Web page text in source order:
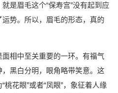
是眉毛这个“保寿宫”没有起到应
势。所以，眉毛的形态，真的
相中至关重要的一环。有福气
黑白分明，眼角略带笑意。这
花眼”或者“凤眼”，象征着人缘